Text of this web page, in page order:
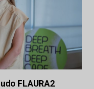
FLAURA2